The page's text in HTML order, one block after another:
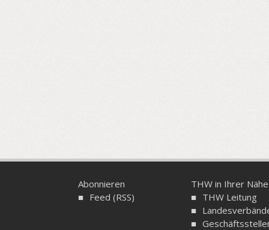
Abonnieren
Feed (RSS)
THW in Ihrer Nähe
THW Leitung